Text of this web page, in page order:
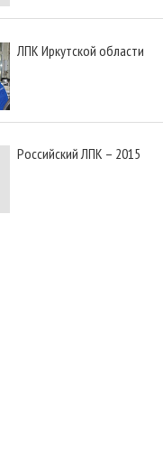
ЛПК Иркутской области
Российский ЛПК – 2015